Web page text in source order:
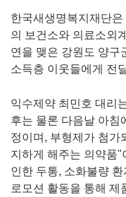
한국새생명복지재단
의 보건소와 의료소외
연을 맺은 강원도 양구
소득층 이웃들에게 전
익수제약 최민호 대리
후는 물론 다음날 아침
정이며, 부형제가 첨가
지하게 해주는 의약품"
인한 두통, 소화불량
로모션 활동을 통해 제